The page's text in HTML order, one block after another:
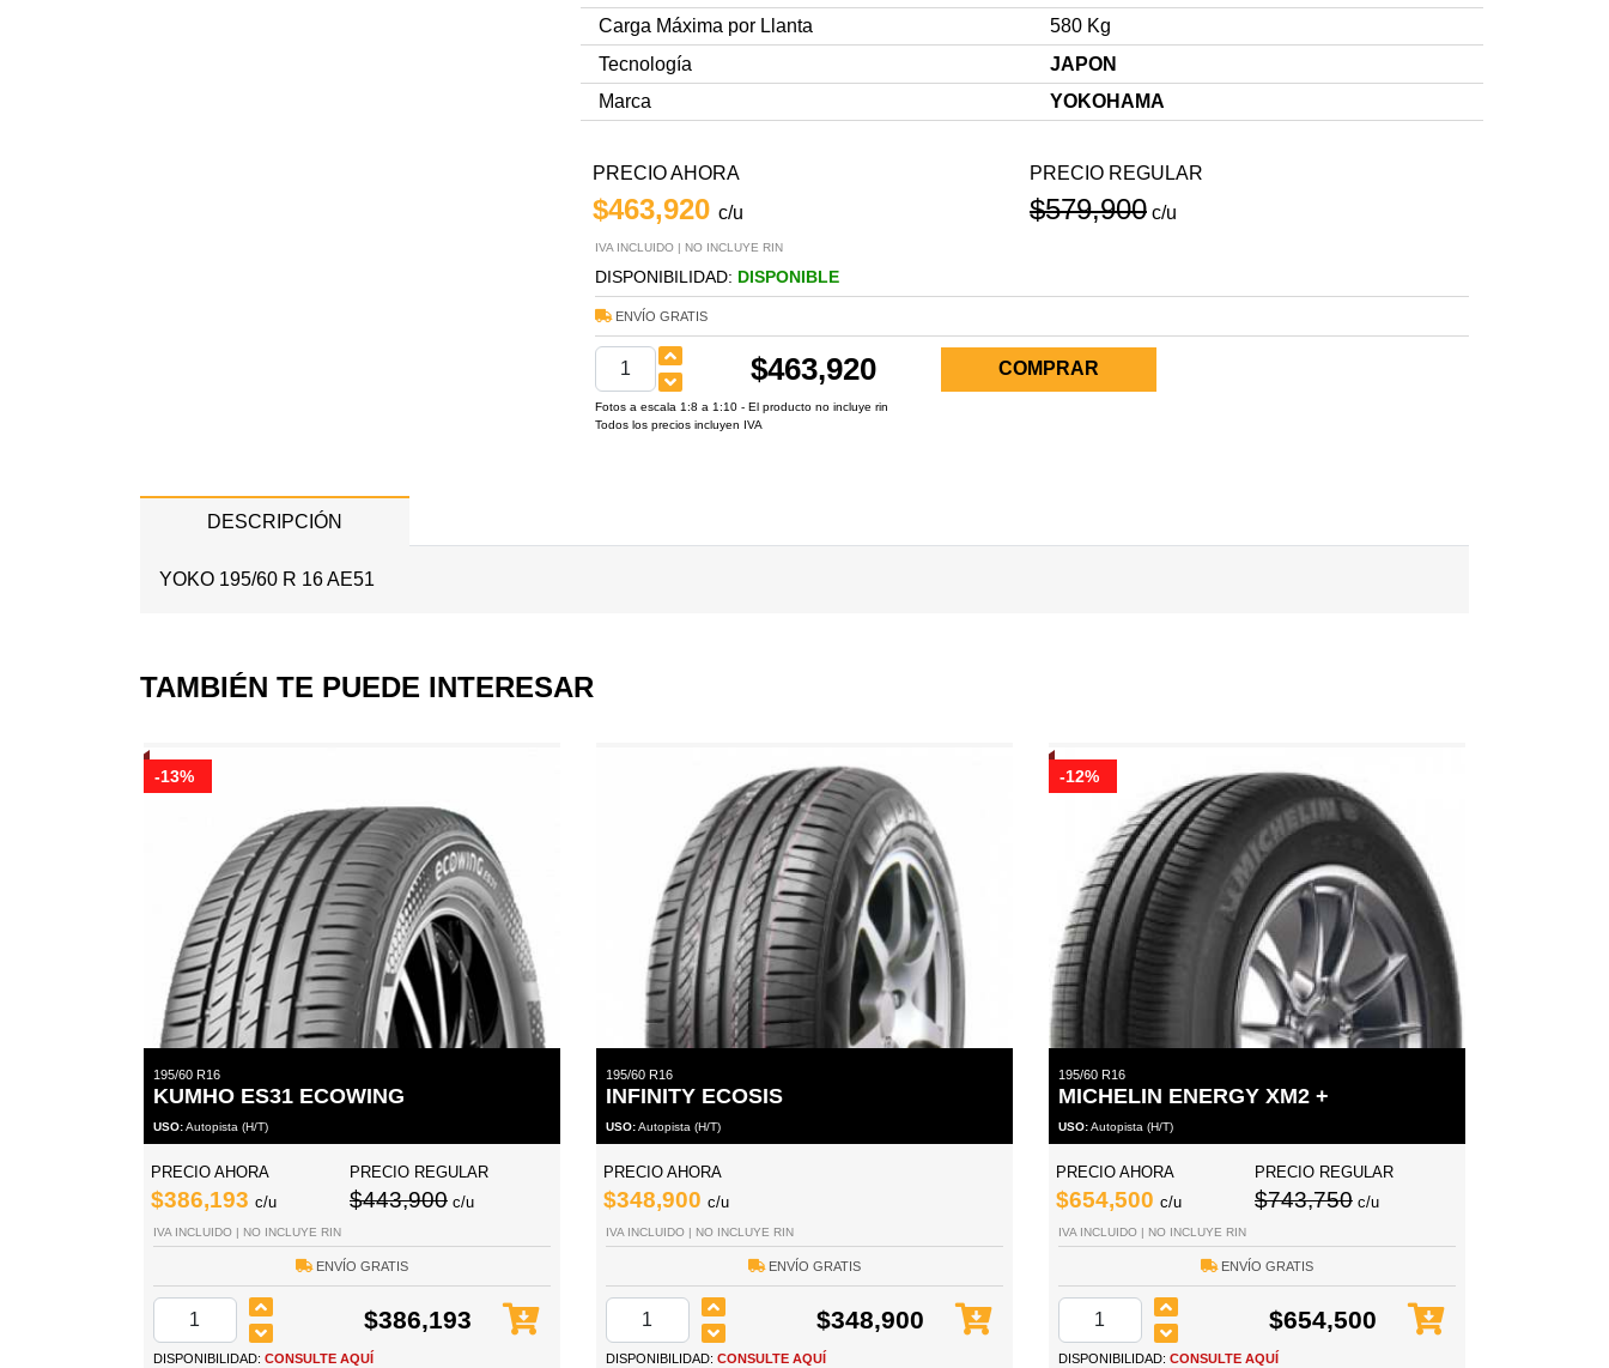
Carga Máxima por Llanta
580 Kg
Tecnología
JAPON
Marca
YOKOHAMA
PRECIO AHORA
$463,920 c/u
PRECIO REGULAR
$579,900 c/u
IVA INCLUIDO | NO INCLUYE RIN
DISPONIBILIDAD: DISPONIBLE
ENVÍO GRATIS
$463,920 COMPRAR
Fotos a escala 1:8 a 1:10 - El producto no incluye rin
Todos los precios incluyen IVA
DESCRIPCIÓN
YOKO 195/60 R 16 AE51
TAMBIÉN TE PUEDE INTERESAR
-13%
195/60 R16
KUMHO ES31 ECOWING
USO:Autopista (H/T)
PRECIO AHORA
$386,193 c/u
PRECIO REGULAR
$443,900 c/u
IVA INCLUIDO | NO INCLUYE RIN
ENVÍO GRATIS
$386,193
DISPONIBILIDAD: CONSULTE AQUÍ
195/60 R16
INFINITY ECOSIS
USO:Autopista (H/T)
PRECIO AHORA
$348,900 c/u
IVA INCLUIDO | NO INCLUYE RIN
ENVÍO GRATIS
$348,900
DISPONIBILIDAD: CONSULTE AQUÍ
-12%
195/60 R16
MICHELIN ENERGY XM2 +
USO:Autopista (H/T)
PRECIO AHORA
$654,500 c/u
PRECIO REGULAR
$743,750 c/u
IVA INCLUIDO | NO INCLUYE RIN
ENVÍO GRATIS
$654,500
DISPONIBILIDAD: CONSULTE AQUÍ